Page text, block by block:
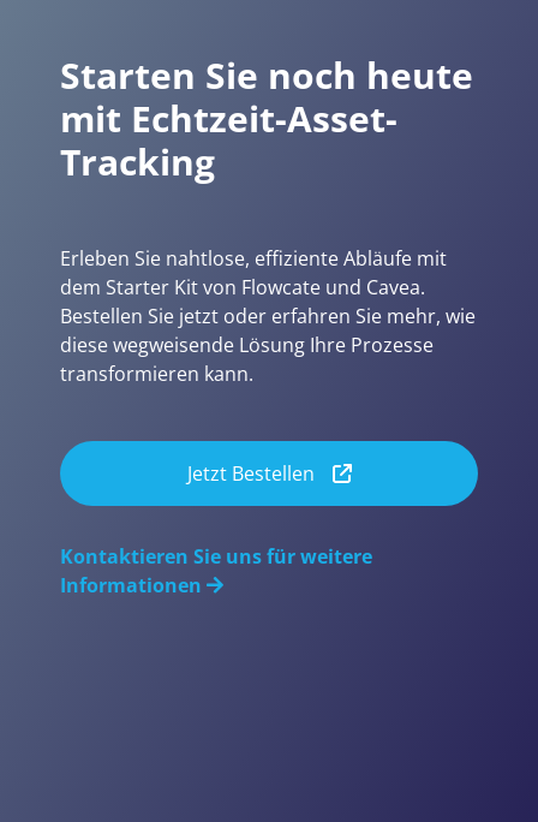
Starten Sie noch heute
mit Echtzeit-Asset-
Tracking
Erleben Sie nahtlose, effiziente Abläufe mit
dem Starter Kit von Flowcate und Cavea.
Bestellen Sie jetzt oder erfahren Sie mehr, wie
diese wegweisende Lösung Ihre Prozesse
transformieren kann.
Jetzt Bestellen
Kontaktieren Sie uns für weitere
Informationen